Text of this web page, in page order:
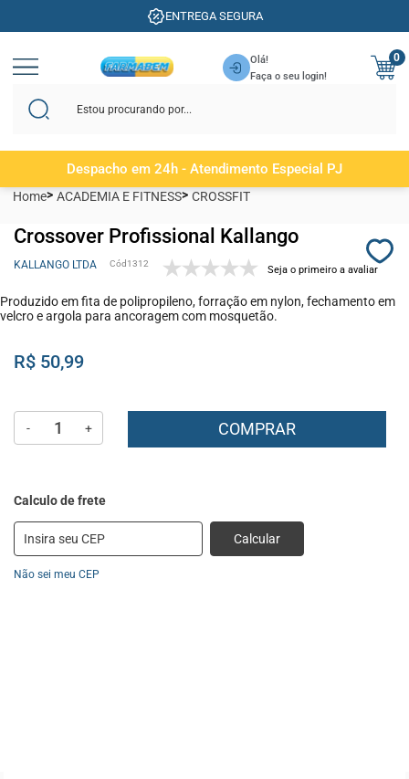
ENTREGA SEGURA
Olá!
Faça o seu login!
0
Despacho em 24h - Atendimento Especial PJ
Home ACADEMIA E FITNESS CROSSFIT
Crossover Profissional Kallango
KALLANGO LTDA 1312 Seja o primeiro a avaliar
Produzido em fita de polipropileno, forração em nylon, fechamento em
velcro e argola para ancoragem com mosquetão.
R$ 50,99
- + COMPRAR
Calcular
Não sei meu CEP